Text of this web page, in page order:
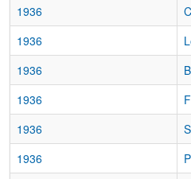
1936
1936
1936
1936
1936
1936